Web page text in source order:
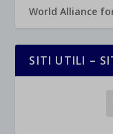
World Alliance
SITI UTILI –